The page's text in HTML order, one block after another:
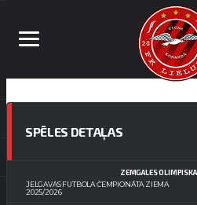
SPĒLES DETAĻAS
JELGAVAS FUTBOLA ČEMPIONĀTA ZIEMA
2025/2026
ZEMGALES